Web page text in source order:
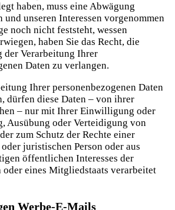
haben, muss eine Abwägung
und unseren Interessen vorgenommen
noch nicht feststeht, wessen
haben Sie das Recht, die
der Verarbeitung Ihrer
Daten zu verlangen.
Ihrer personenbezogenen Daten
dürfen diese Daten – von ihrer
– nur mit Ihrer Einwilligung oder
Ausübung oder Verteidigung von
zum Schutz der Rechte einer
juristischen Person oder aus
öffentlichen Interesses der
eines Mitgliedstaats verarbeitet
Werbe-E-Mails